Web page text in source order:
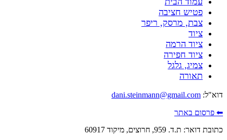
פטיש חציבה
צבת, מרסק, ריפר
ציוד
ציוד הרמה
ציוד חפירה
צמיג, גלגל
תאורה
דוא"ל: dani.steinmann@gmail.com
⬅ פרסום באתר
כתובת דואר: ת.ד. 959, חרוצים, מיקוד 60917